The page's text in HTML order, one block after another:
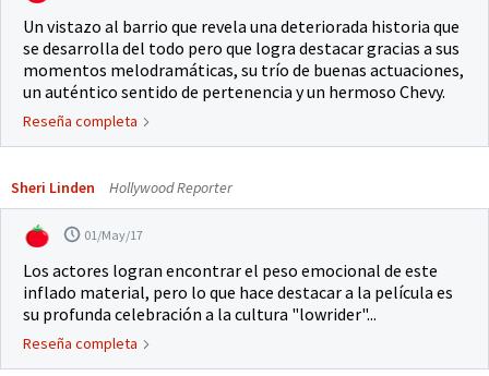
Un vistazo al barrio que revela una deteriorada historia que
se desarrolla del todo pero que logra destacar gracias a sus
momentos melodramáticas, su trío de buenas actuaciones,
un auténtico sentido de pertenencia y un hermoso Chevy.
Reseña completa
Sheri Linden Hollywood Reporter
01/May/17
Los actores logran encontrar el peso emocional de este
inflado material, pero lo que hace destacar a la película es
su profunda celebración a la cultura "lowrider"...
Reseña completa